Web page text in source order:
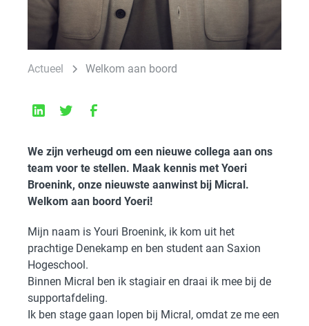
Actueel Welkom aan boord
We zijn verheugd om een nieuwe collega aan ons
team voor te stellen. Maak kennis met Yoeri
Broenink, onze nieuwste aanwinst bij Micral.
Welkom aan boord Yoeri!
Mijn naam is Youri Broenink, ik kom uit het
prachtige Denekamp en ben student aan Saxion
Hogeschool.
Binnen Micral ben ik stagiair en draai ik mee bij de
supportafdeling.
Ik ben stage gaan lopen bij Micral, omdat ze me een